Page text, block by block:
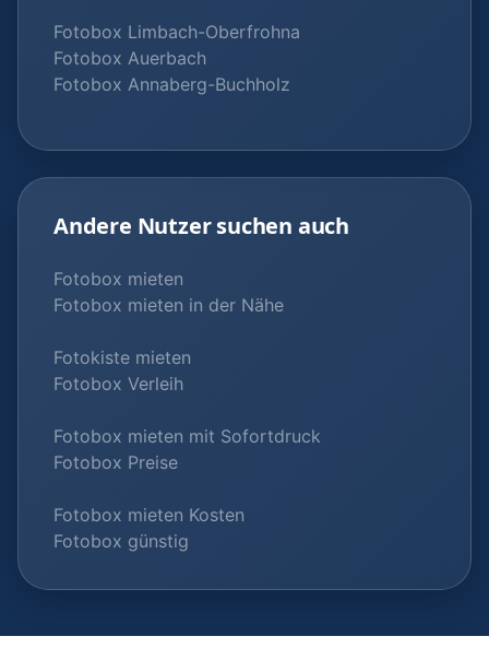
Fotobox Limbach-Oberfrohna
Fotobox Auerbach
Fotobox Annaberg-Buchholz
Andere Nutzer suchen auch
Fotobox mieten
Fotobox mieten in der Nähe
Fotokiste mieten
Fotobox Verleih
Fotobox mieten mit Sofortdruck
Fotobox Preise
Fotobox mieten Kosten
Fotobox günstig